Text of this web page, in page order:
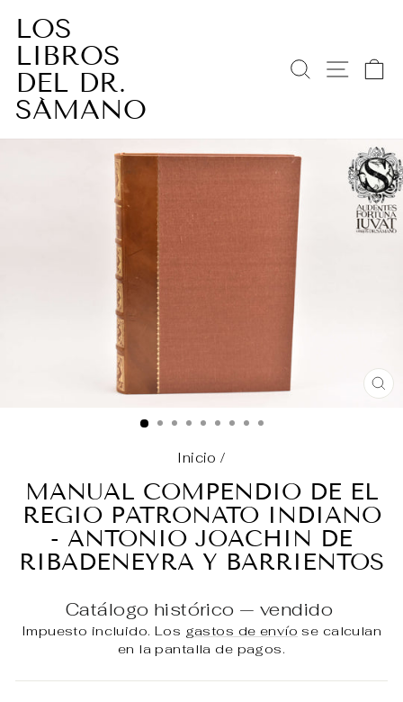
directamente
contenido
LOS
LIBROS
DEL DR.
SÁMANO
BUSCAR
Inicio /
MANUAL COMPENDIO DE EL
REGIO PATRONATO INDIANO
- ANTONIO JOACHIN DE
RIBADENEYRA Y BARRIENTOS
Catálogo histórico — vendido
Impuesto incluido. Los gastos de envío se calculan
en la pantalla de pagos.